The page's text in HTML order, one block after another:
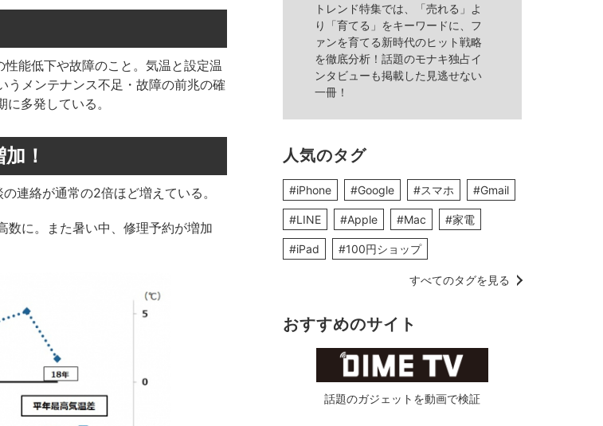
能低下や故障のこと。気温と設定温
うメンテナンス不足・故障の前兆の確
多発している。
！
連絡が通常の2倍ほど増えている。
数に。また暑い中、修理予約が増加
トレンド特集では、「売れる」よ
り「育てる」をキーワードに、フ
ァンを育てる新時代のヒット戦略
を徹底分析！話題のモナキ独占イ
ンタビューも掲載した見逃せない
一冊！
人気のタグ
#iPhone #Google #スマホ #Gmail
#LINE #Apple #Mac #家電
#iPad #100円ショップ
すべてのタグを見る
おすすめのサイト
話題のガジェットを動画で検証